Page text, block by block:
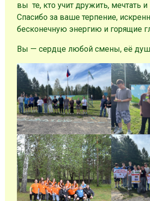
вы те, кто учит дружить, мечтать и
Спасибо за ваше терпение,
бесконечную энергию и горящие
Вы — сердце любой смены, её